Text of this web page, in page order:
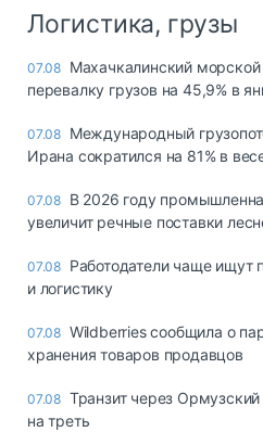
Логистика, грузы
07.08 Махачкалинский
перевалку грузов на 45,9% в
07.08 Международный
Ирана сократился на 81% в
07.08 В 2026 году
увеличит речные поставки
07.08 Работодатели чаще ищут
и логистику
07.08 Wildberries сообщила о
хранения товаров продавцов
07.08 Транзит через
на треть